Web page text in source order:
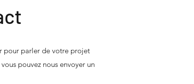
pour parler de votre projet
pouvez nous envoyer un